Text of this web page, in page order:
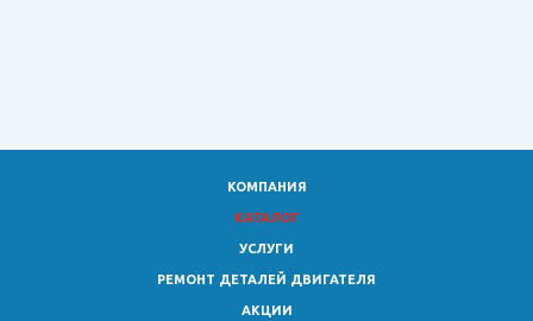
КОМПАНИЯ
КАТАЛОГ
УСЛУГИ
РЕМОНТ ДЕТАЛЕЙ ДВИГАТЕЛЯ
АКЦИИ